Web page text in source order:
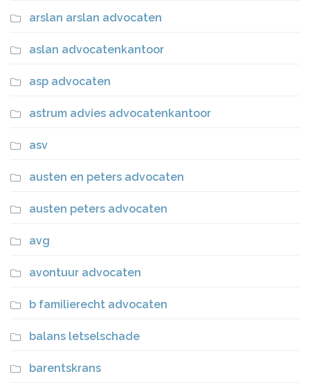
arslan arslan advocaten
aslan advocatenkantoor
asp advocaten
astrum advies advocatenkantoor
asv
austen en peters advocaten
austen peters advocaten
avg
avontuur advocaten
b familierecht advocaten
balans letselschade
barentskrans